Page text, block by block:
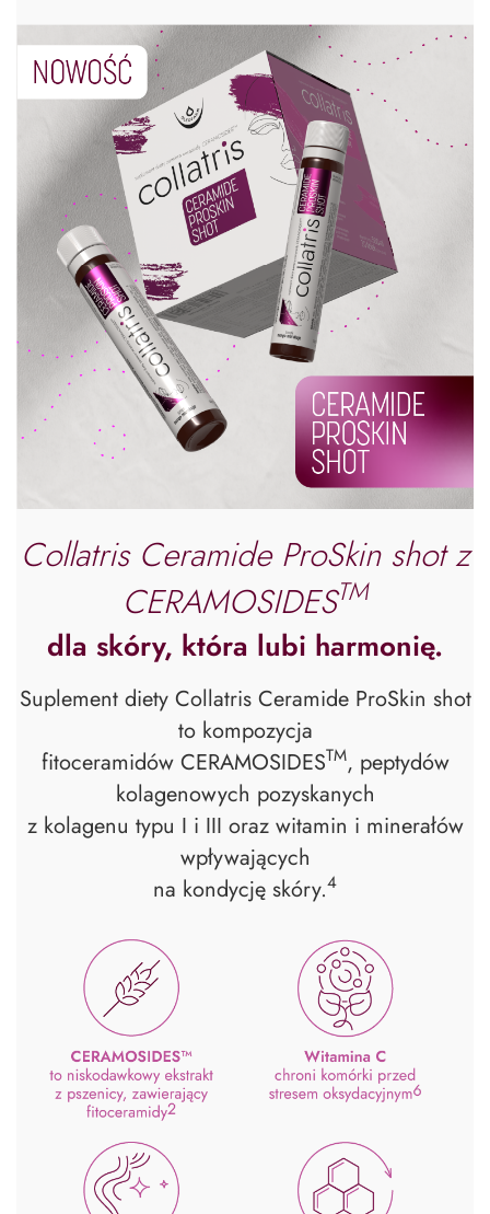
Collatris Ceramide ProSkin shot z
CERAMOSIDESTM
dla skóry, która lubi harmonię.
Suplement diety Collatris Ceramide ProSkin shot
to kompozycja
fitoceramidów CERAMOSIDESTM, peptydów
kolagenowych pozyskanych
z kolagenu typu I i III oraz witamin i minerałów
wpływających
na kondycję skóry.4